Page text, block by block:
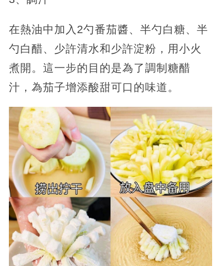
在熱油中加入2勺番茄醬、半勺白糖、半
勺白醋、少許清水和少許淀粉，用小火
煮開。這一步的目的是為了調制糖醋
汁，為茄子增添酸甜可口的味道。